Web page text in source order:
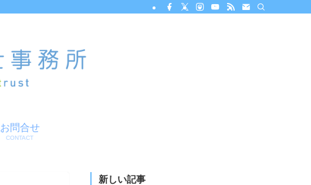
お問合せ
CONTACT
新しい記事